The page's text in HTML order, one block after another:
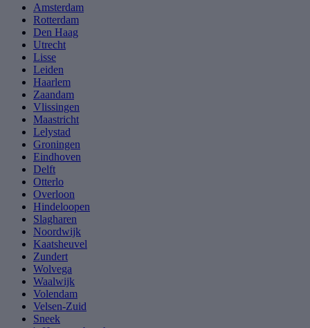
Amsterdam
Rotterdam
Den Haag
Utrecht
Lisse
Leiden
Haarlem
Zaandam
Vlissingen
Maastricht
Lelystad
Groningen
Eindhoven
Delft
Otterlo
Overloon
Hindeloopen
Slagharen
Noordwijk
Kaatsheuvel
Zundert
Wolvega
Waalwijk
Volendam
Velsen-Zuid
Sneek